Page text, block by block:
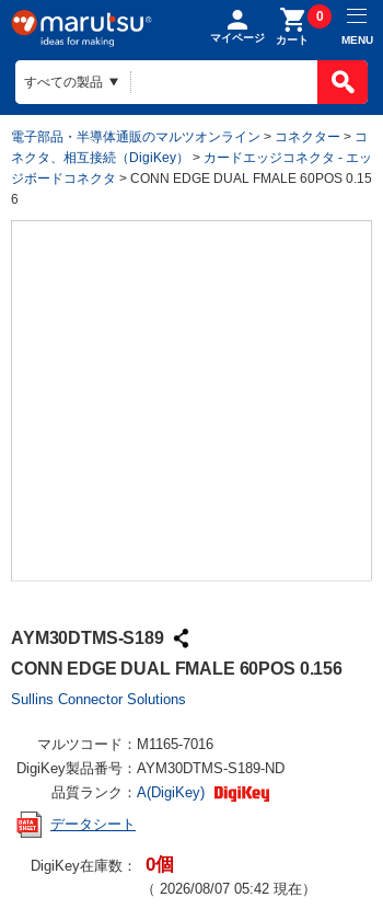
マイページ カート
0
MENU
電子部品・半導体通販のマルツオンライン > コネクター > コ
ネクタ、相互接続（DigiKey）
> カードエッジコネクタ - エッ
ジボードコネクタ > CONN EDGE DUAL FMALE 60POS 0.15
6
AYM30DTMS-S189
CONN EDGE DUAL FMALE 60POS 0.156
Sullins Connector Solutions
マルツコード： M1165-7016
DigiKey製品番号： AYM30DTMS-S189-ND
品質ランク： A(DigiKey)
データシート
DigiKey在庫数： 0個
（ 2026/08/07 05:42 現在）